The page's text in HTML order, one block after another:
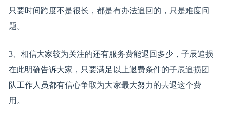
只要时间跨度不是很长，都是有办法追回的，只是难度问
题。
3、相信大家较为关注的还有服务费能退回多少，子辰追损
在此明确告诉大家，只要满足以上退费条件的子辰追损团
队工作人员都有信心争取为大家最大努力的去退这个费
用。